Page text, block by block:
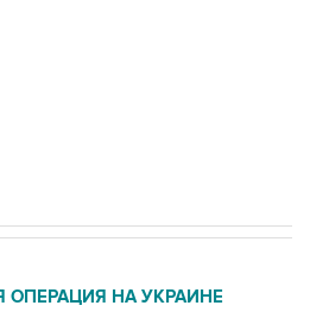
ОПЕРАЦИЯ НА УКРАИНЕ